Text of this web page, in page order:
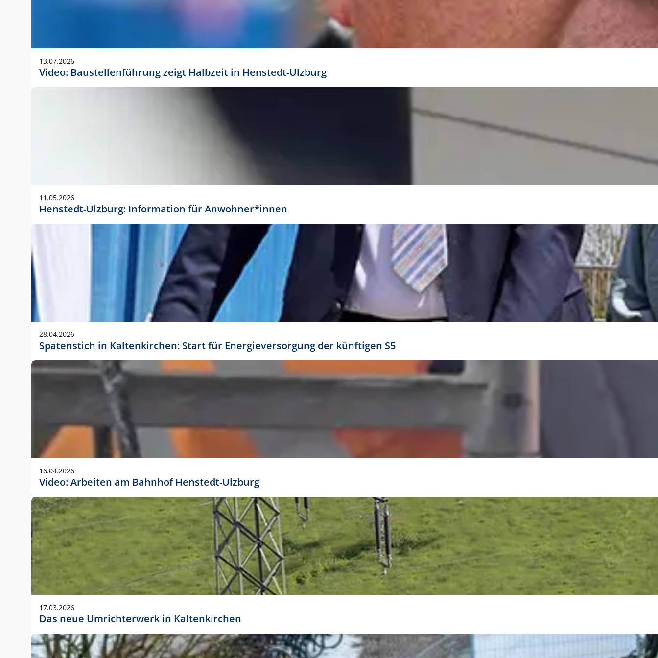
Anwendungsgröße im Layout:
Die Logohöhe beträgt 4 – 10 % der jeweiligen Formathöhe. Daraus ergeben sich für gängige Formate
folgende fest definierte Anwendungsgrößen im Layout:
DIN A3 – 15 mm hoch (5 %)
DIN A1 – 39 mm hoch (5 %)
DIN lang – 10 mm hoch (5 %)
1080 x 1080 px – 78 px hoch (7 %)
In Ausnahmefällen darf das Logo jedoch auch größer oder kleiner gesetzt werden. Dazu bedarf es jedoch
stets der vorherigen Absprache mit der Marketingabteilung.
13.07.2026
Video: Baustellenführung zeigt Halbzeit in Henstedt-Ulzburg
11.05.2026
Henstedt-Ulzburg: Information für Anwohner*innen
28.04.2026
Spatenstich in Kaltenkirchen: Start für Energieversorgung der künftigen S5
16.04.2026
Video: Arbeiten am Bahnhof Henstedt-Ulzburg
17.03.2026
Das neue Umrichterwerk in Kaltenkirchen